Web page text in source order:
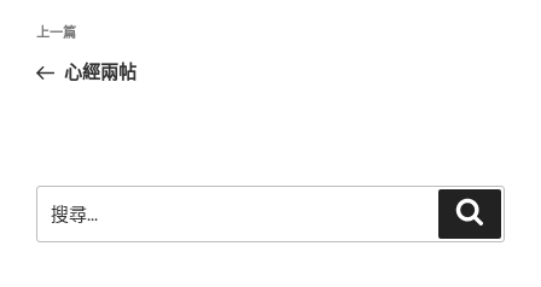
文
導
上
一
上一篇
心經兩帖
尋